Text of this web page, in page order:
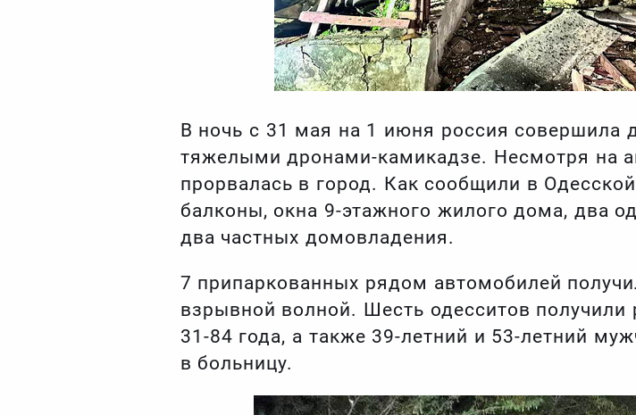
В ночь с 31 мая на 1 июня россия совершила
тяжелыми дронами-камикадзе. Несмотря на
прорвалась в город. Как сообщили в
балконы, окна 9-этажного жилого дома, два
два частных домовладения.
7 припаркованных рядом автомобилей
взрывной волной. Шесть одесситов
31-84 года, а также 39-летний и 53-летний
в больницу.